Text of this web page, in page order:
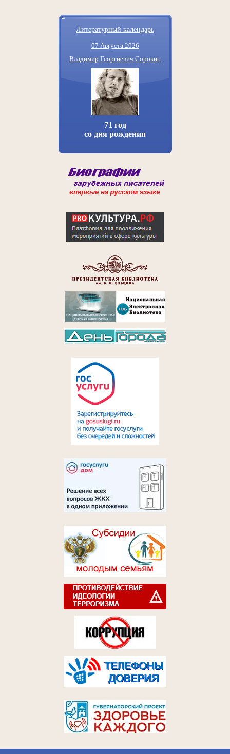
Литературный календарь
07 Августа 2026
Владимир Георгиевич Сорокин
71 год
со дня рождения